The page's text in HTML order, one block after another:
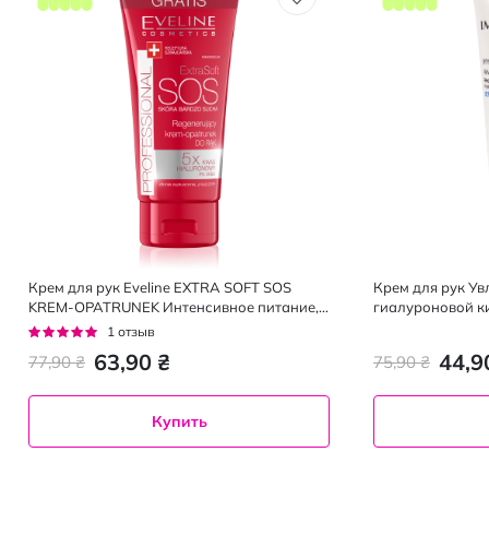
Крем для рук Eveline EXTRA SOFT SOS
KREM-OPATRUNEK Интенсивное питание,
100 мл
Рейтинг:
1 отзыв
63,90 ₴
77,90 ₴
Купить
Крем для рук
гиалуроновой
75,90 ₴